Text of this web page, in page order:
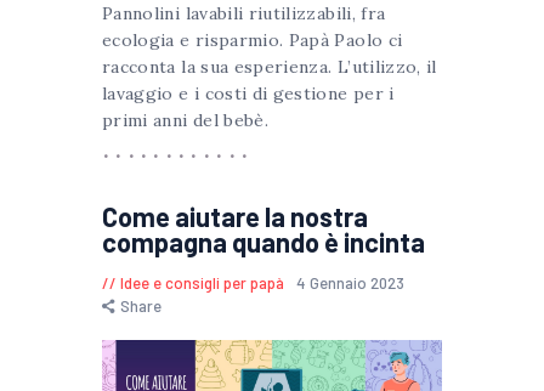
Pannolini lavabili riutilizzabili, fra
ecologia e risparmio. Papà Paolo ci
racconta la sua esperienza. L’utilizzo, il
lavaggio e i costi di gestione per i
primi anni del bebè.
Come aiutare la nostra
compagna quando è incinta
Idee e consigli per papà
4 Gennaio 2023
Share